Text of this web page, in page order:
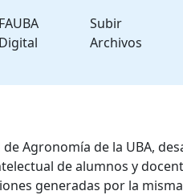
FAUBA
Digital
Subir
Archivos
Agronomía de la UBA,
de alumnos y
generadas por la